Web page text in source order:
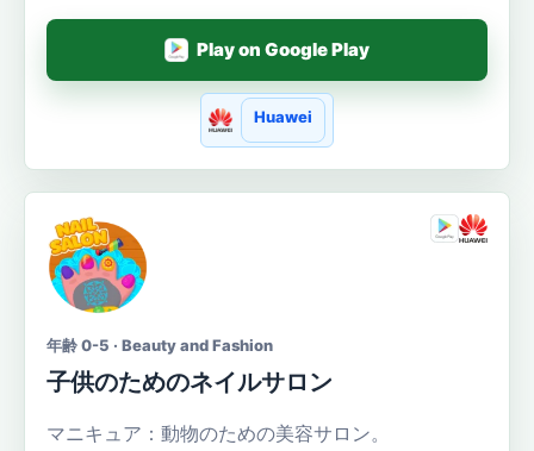
Play on Google Play
Huawei
年齢 0-5 · Beauty and Fashion
子供のためのネイルサロン
マニキュア：動物のための美容サロン。